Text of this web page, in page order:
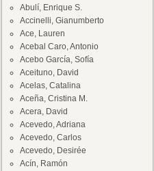
Abulí, Enrique S.
Accinelli, Gianumberto
Ace, Lauren
Acebal Caro, Antonio
Acebo García, Sofía
Aceituno, David
Acelas, Catalina
Aceña, Cristina M.
Acera, David
Acevedo, Adriana
Acevedo, Carlos
Acevedo, Desirée
Acín, Ramón